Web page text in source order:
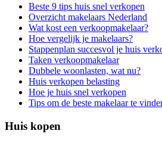
Beste 9 tips huis snel verkopen
Overzicht makelaars Nederland
Wat kost een verkoopmakelaar?
Hoe vergelijk je makelaars?
Stappenplan succesvol je huis
Taken verkoopmakelaar
Dubbele woonlasten, wat nu?
Huis verkopen belasting
Hoe je huis snel verkopen
Tips om de beste makelaar te
Huis kopen